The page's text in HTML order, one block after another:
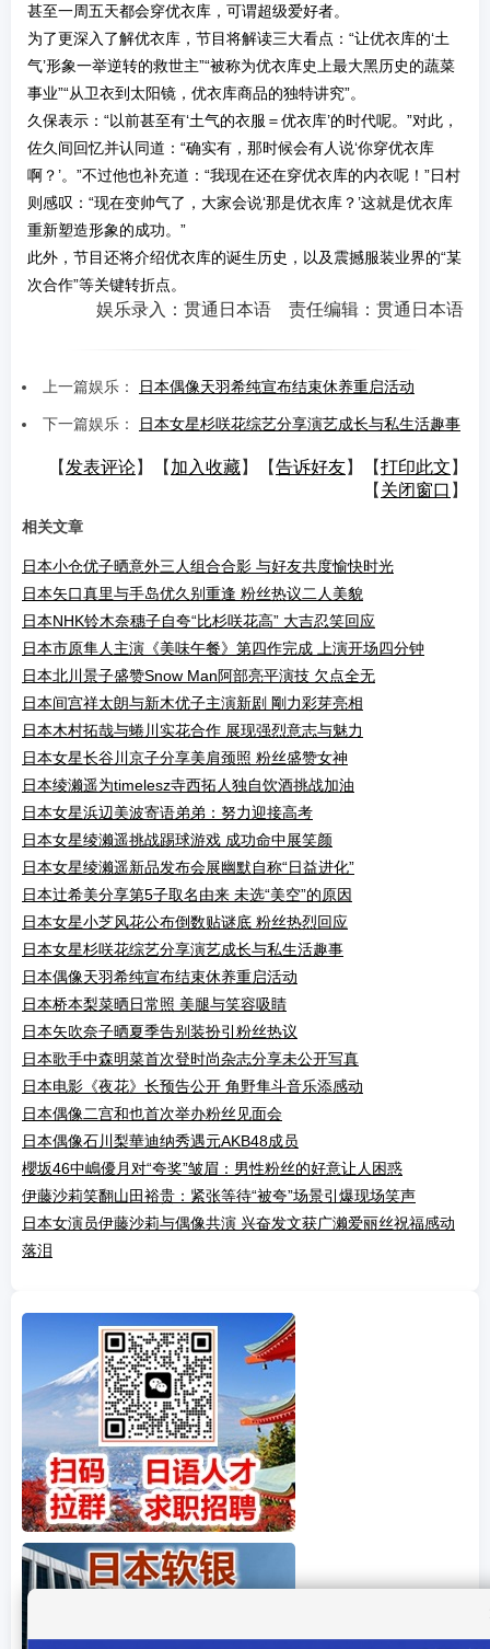
甚至一周五天都会穿优衣库，可谓超级爱好者。
为了更深入了解优衣库，节目将解读三大看点：“让优衣库的‘土
气’形象一举逆转的救世主”“被称为优衣库史上最大黑历史的蔬菜
事业”“从卫衣到太阳镜，优衣库商品的独特讲究”。
久保表示：“以前甚至有‘土气的衣服＝优衣库’的时代呢。”对此，
佐久间回忆并认同道：“确实有，那时候会有人说‘你穿优衣库
啊？’。”不过他也补充道：“我现在还在穿优衣库的内衣呢！”日村
则感叹：“现在变帅气了，大家会说‘那是优衣库？’这就是优衣库
重新塑造形象的成功。”
此外，节目还将介绍优衣库的诞生历史，以及震撼服装业界的“某
次合作”等关键转折点。
娱乐录入：贯通日本语 责任编辑：贯通日本语
上一篇娱乐： 日本偶像天羽希纯宣布结束休养重启活动
下一篇娱乐： 日本女星杉咲花综艺分享演艺成长与私生活趣事
【 发表评论】【 加入收藏】【告诉好友】【打印此文 】
【 关闭窗口 】
相关文章
日本小仓优子晒意外三人组合合影 与好友共度愉快时光
日本矢口真里与手岛优久别重逢 粉丝热议二人美貌
日本NHK铃木奈穗子自夸“比杉咲花高” 大吉忍笑回应
日本市原隼人主演《美味午餐》第四作完成 上演开场四分钟
日本北川景子盛赞Snow Man阿部亮平演技 欠点全无
日本间宫祥太朗与新木优子主演新剧 剛力彩芽亮相
日本木村拓哉与蜷川实花合作 展现强烈意志与魅力
日本女星长谷川京子分享美肩颈照 粉丝盛赞女神
日本绫濑遥为timelesz寺西拓人独自饮酒挑战加油
日本女星浜辺美波寄语弟弟：努力迎接高考
日本女星绫濑遥挑战踢球游戏 成功命中展笑颜
日本女星绫濑遥新品发布会展幽默自称“日益进化”
日本辻希美分享第5子取名由来 未选“美空”的原因
日本女星小芝风花公布倒数贴谜底 粉丝热烈回应
日本女星杉咲花综艺分享演艺成长与私生活趣事
日本偶像天羽希纯宣布结束休养重启活动
日本桥本梨菜晒日常照 美腿与笑容吸睛
日本矢吹奈子晒夏季告别装扮引粉丝热议
日本歌手中森明菜首次登时尚杂志分享未公开写真
日本电影《夜花》长预告公开 角野隼斗音乐添感动
日本偶像二宫和也首次举办粉丝见面会
日本偶像石川梨華迪纳秀遇元AKB48成员
櫻坂46中嶋優月对“夸奖”皱眉：男性粉丝的好意让人困惑
伊藤沙莉笑翻山田裕贵：紧张等待“被夸”场景引爆现场笑声
日本女演员伊藤沙莉与偶像共演 兴奋发文获广濑爱丽丝祝福感动
落泪